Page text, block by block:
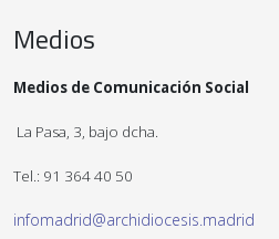
Medios
Medios de Comunicación Social
La Pasa, 3, bajo dcha.
Tel.: 91 364 40 50
infomadrid@archidiocesis.madrid